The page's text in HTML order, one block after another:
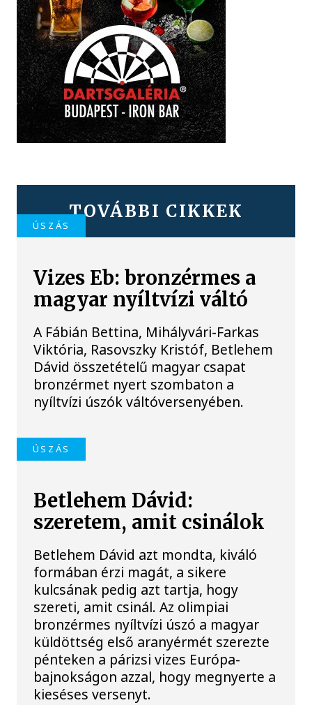
TOVÁBBI CIKKEK
ÚSZÁS
Vizes Eb: bronzérmes a
magyar nyíltvízi váltó
A Fábián Bettina, Mihályvári-Farkas
Viktória, Rasovszky Kristóf, Betlehem
Dávid összetételű magyar csapat
bronzérmet nyert szombaton a
nyíltvízi úszók váltóversenyében.
ÚSZÁS
Betlehem Dávid:
szeretem, amit csinálok
Betlehem Dávid azt mondta, kiváló
formában érzi magát, a sikere
kulcsának pedig azt tartja, hogy
szereti, amit csinál. Az olimpiai
bronzérmes nyíltvízi úszó a magyar
küldöttség első aranyérmét szerezte
pénteken a párizsi vizes Európa-
bajnokságon azzal, hogy megnyerte a
kieséses versenyt.